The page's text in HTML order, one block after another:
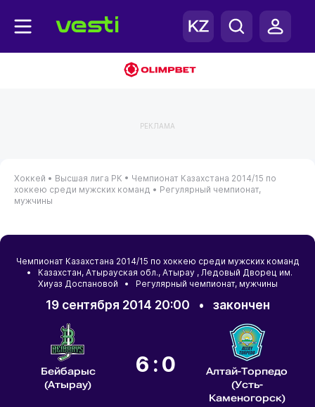
РЕКЛАМА
Хоккей • Высшая лига РК • Чемпионат Казахстана 2014/15 по
хоккею среди мужских команд • Регулярный чемпионат,
мужчины
Чемпионат Казахстана 2014/15 по хоккею среди мужских команд
• Казахстан, Атырауская обл., Атырау , Ледовый Дворец им.
Хиуаз Доспановой • Регулярный чемпионат, мужчины
19 сентября 2014 20:00 • закончен
Бейбарыс
(Атырау)
6:0
Алтай-Торпедо
(Усть-
Каменогорск)